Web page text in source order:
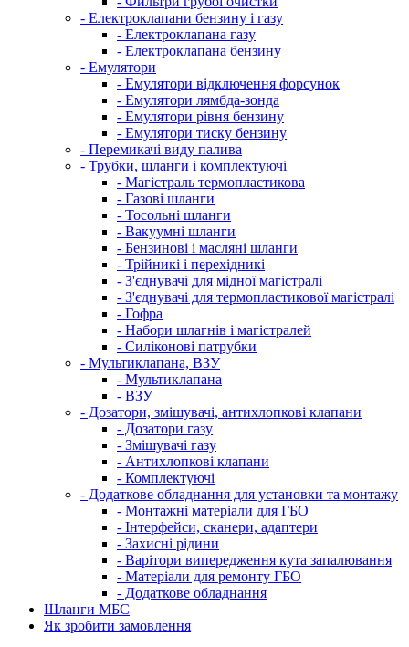
- Електроклапани бензину і газу
- Електроклапана газу
- Електроклапана бензину
- Емулятори
- Емулятори відключення форсунок
- Емулятори лямбда-зонда
- Емулятори рівня бензину
- Емулятори тиску бензину
- Перемикачі виду палива
- Трубки, шланги і комплектуючі
- Магістраль термопластикова
- Газові шланги
- Тосольні шланги
- Вакуумні шланги
- Бензинові і масляні шланги
- Трійникі і перехідникі
- З'єднувачі для мідної магістралі
- З'єднувачі для термопластикової магістралі
- Гофра
- Набори шлагнів і магістралей
- Силіконові патрубки
- Мультиклапана, ВЗУ
- Мультиклапана
- ВЗУ
- Дозатори, змішувачі, антихлопкові клапани
- Дозатори газу
- Змішувачі газу
- Антихлопкові клапани
- Комплектуючі
- Додаткове обладнання для установки та монтажу
- Монтажні матеріали для ГБО
- Інтерфейси, сканери, адаптери
- Захисні рідини
- Варітори випередження кута запалювання
- Матеріали для ремонту ГБО
- Додаткове обладнання
Шланги МБС
Як зробити замовлення